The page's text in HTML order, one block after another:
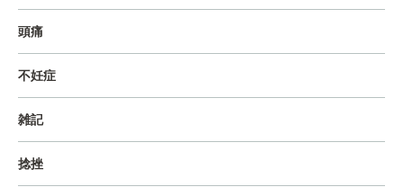
頭痛
不妊症
雑記
捻挫